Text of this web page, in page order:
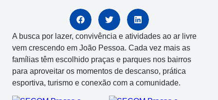
A busca por lazer, convivência e atividades ao ar livre
vem crescendo em João Pessoa. Cada vez mais as
famílias têm escolhido praças e parques nos bairros
para aproveitar os momentos de descanso, prática
esportiva, turismo e conexão com a comunidade.